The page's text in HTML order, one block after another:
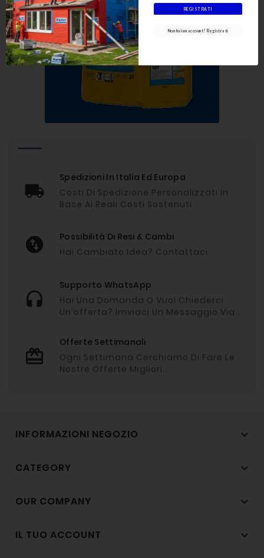
Spedizioni In Italia Ed Europa
Costi Di Spedizione Personalizzati In
Base Ai Reali Costi Sostenuti
Possibilità Di Resi & Cambi
Hai Cambiato Idea? Contattaci
Supporto WhatsApp
Hai Una Domanda O Vuoi Chiederci
Un'offerta? Imviaci Un Messaggio Via
Offerte Settimanali
Ogni Settimana Cerchiamo Di Fare Le
Nostre Offerte Migliori.
INFORMAZIONI NEGOZIO 
CATEGORY 
OUR COMPANY 
IL TUO ACCOUNT 
REGISTRATI
Non hai un account? Registrati